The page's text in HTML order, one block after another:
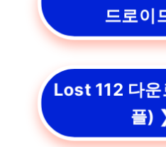
드로이
Lost 112 다운
플)